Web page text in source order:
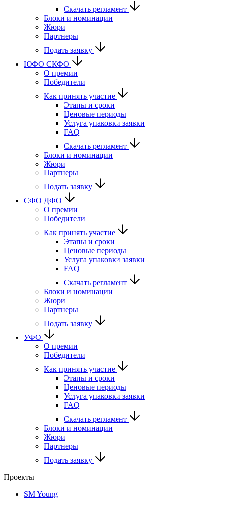
Скачать регламент
Блоки и номинации
Жюри
Партнеры
Подать заявку
ЮФО СКФО
О премии
Победители
Как принять участие
Этапы и сроки
Ценовые периоды
Услуга упаковки заявки
FAQ
Скачать регламент
Блоки и номинации
Жюри
Партнеры
Подать заявку
CФО ДФО
О премии
Победители
Как принять участие
Этапы и сроки
Ценовые периоды
Услуга упаковки заявки
FAQ
Скачать регламент
Блоки и номинации
Жюри
Партнеры
Подать заявку
УФО
О премии
Победители
Как принять участие
Этапы и сроки
Ценовые периоды
Услуга упаковки заявки
FAQ
Скачать регламент
Блоки и номинации
Жюри
Партнеры
Подать заявку
Проекты
SM Young